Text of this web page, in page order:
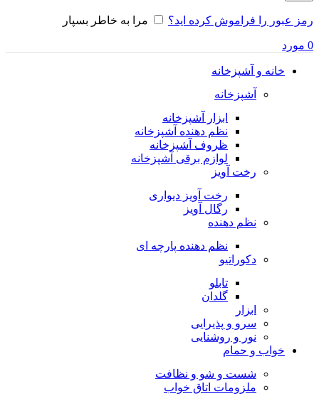
رمز عبور را فراموش کرده اید؟ مرا به خاطر بسپار
0 مورد
خانه و آشپزخانه
آشپزخانه
ابزار آشپزخانه
نظم دهنده آشپزخانه
ظروف آشپزخانه
لوازم برقی آشپزخانه
رخت آویز
رخت آویز دیواری
رگال آویز
نظم دهنده
نظم دهنده پارچه ای
دکوراتیو
تابلو
گلدان
ابزار
سرو و پذیرایی
نور و روشنایی
خواب و حمام
شست و شو و نظافت
ملزومات اتاق خواب